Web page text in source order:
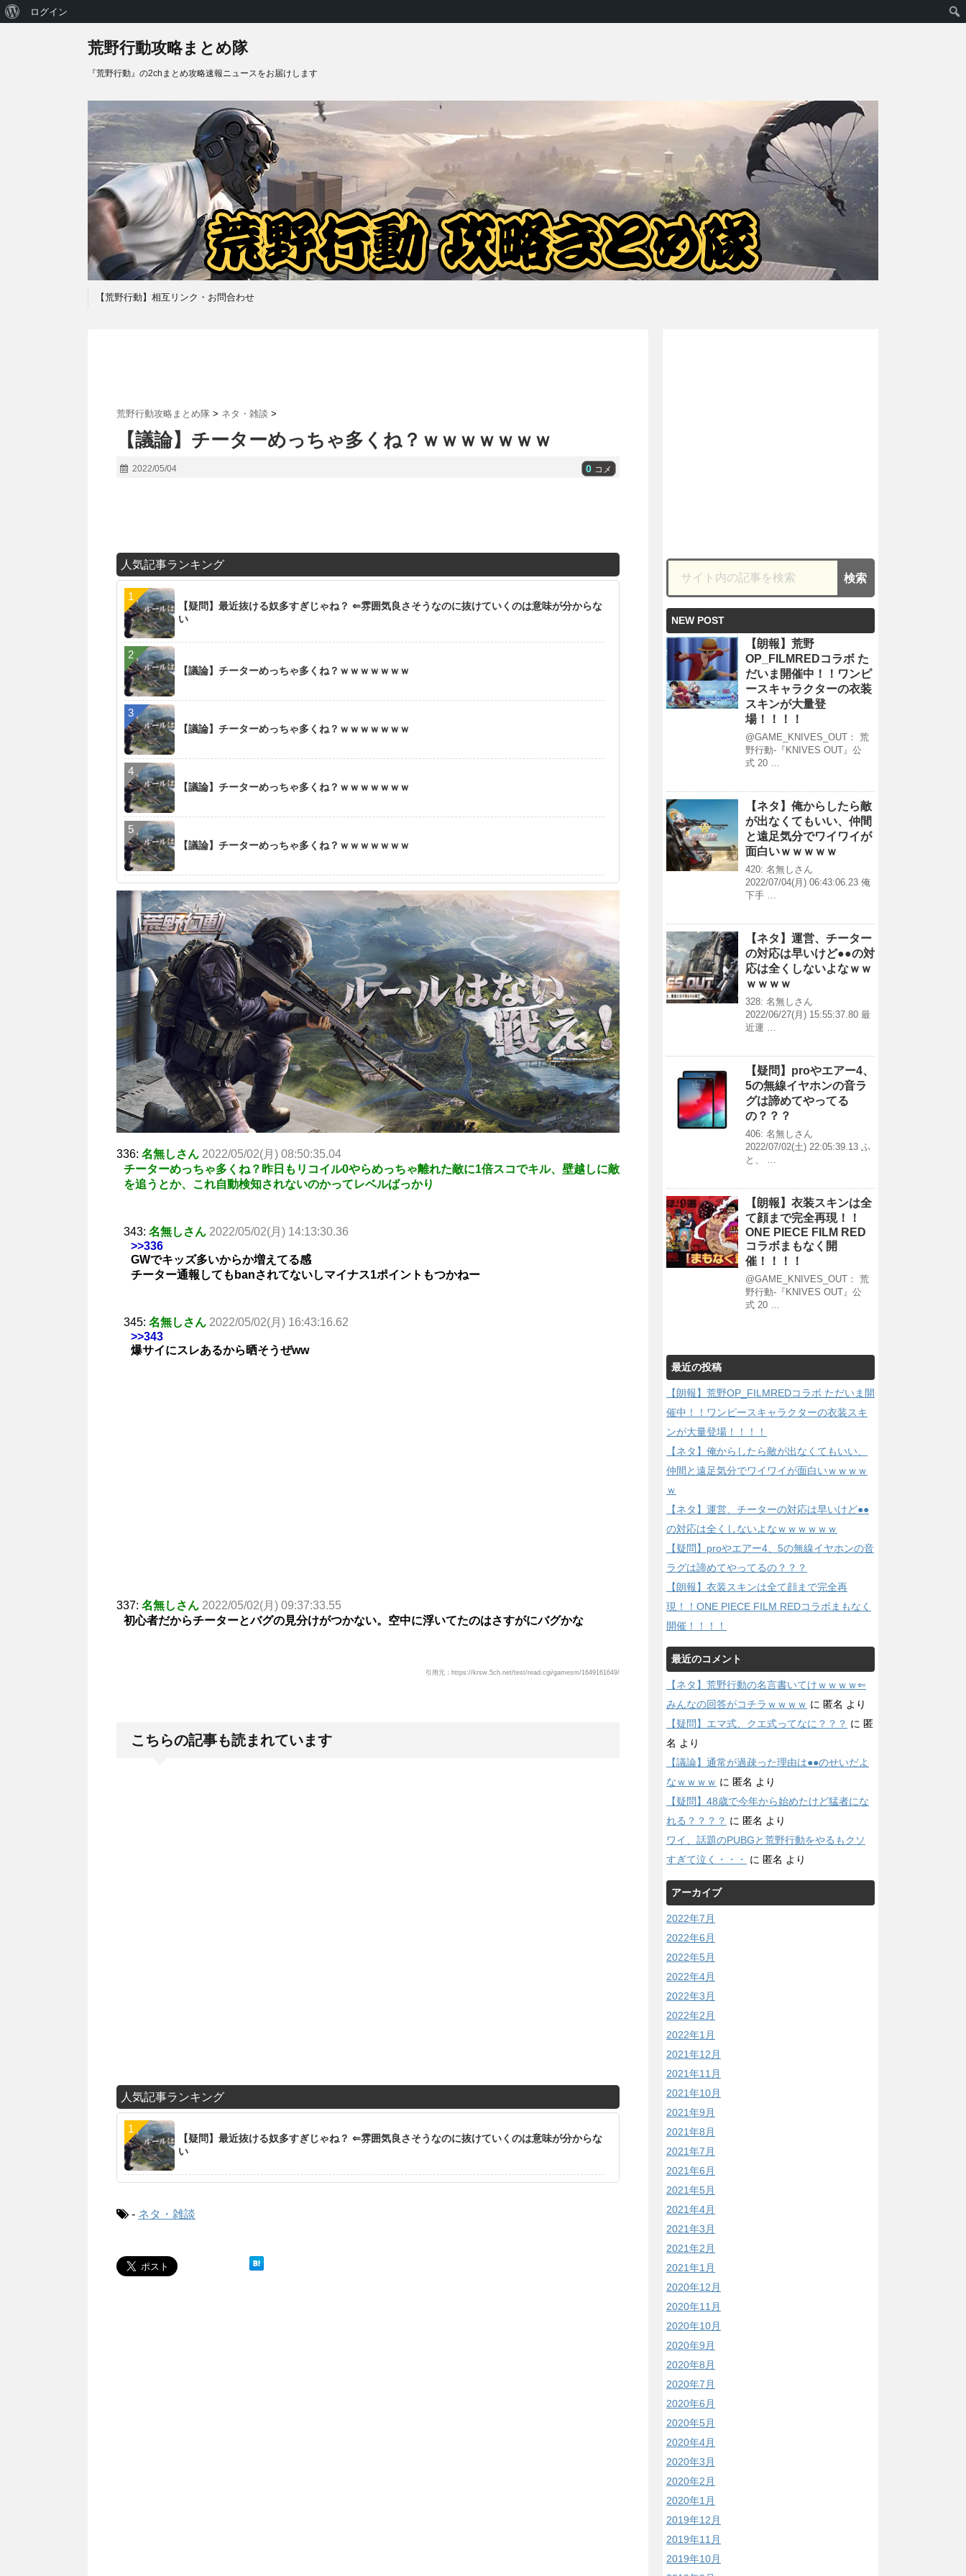
荒野行動攻略まとめ隊
『荒野行動』の2chまとめ攻略速報ニュースをお届けします
【荒野行動】相互リンク・お問合わせ
荒野行動攻略まとめ隊 > ネタ・雑談 >
【議論】チーターめっちゃ多くね？ｗｗｗｗｗｗｗ
2022/05/04 0 コメ
人気記事ランキング
【疑問】最近抜ける奴多すぎじゃね？ ⇐雰囲気良さそうなのに抜けていくのは意味が分からな
い
【議論】チーターめっちゃ多くね？ｗｗｗｗｗｗｗ
【議論】チーターめっちゃ多くね？ｗｗｗｗｗｗｗ
【議論】チーターめっちゃ多くね？ｗｗｗｗｗｗｗ
【議論】チーターめっちゃ多くね？ｗｗｗｗｗｗｗ
336: 名無しさん 2022/05/02(月) 08:50:35.04
チーターめっちゃ多くね？昨日もリコイル0やらめっちゃ離れた敵に1倍スコでキル、壁越しに敵
を追うとか、これ自動検知されないのかってレベルばっかり
343: 名無しさん 2022/05/02(月) 14:13:30.36
>>336
GWでキッズ多いからか増えてる感
チーター通報してもbanされてないしマイナス1ポイントもつかねー
345: 名無しさん 2022/05/02(月) 16:43:16.62
>>343
爆サイにスレあるから晒そうぜww
337: 名無しさん 2022/05/02(月) 09:37:33.55
初心者だからチーターとバグの見分けがつかない。空中に浮いてたのはさすがにバグかな
引用元：https://krsw.5ch.net/test/read.cgi/gamesm/1649161649/
こちらの記事も読まれています
人気記事ランキング
【疑問】最近抜ける奴多すぎじゃね？ ⇐雰囲気良さそうなのに抜けていくのは意味が分からな
い
- ネタ・雑談
NEW POST
【朗報】荒野
OP_FILMREDコラボ た
だいま開催中！！ワンピ
ースキャラクターの衣装
スキンが大量登
場！！！！
@GAME_KNIVES_OUT： 荒
野行動-『KNIVES OUT』公
式 20 …
【ネタ】俺からしたら敵
が出なくてもいい、仲間
と遠足気分でワイワイが
面白いｗｗｗｗｗ
420: 名無しさん
2022/07/04(月) 06:43:06.23 俺
下手 …
【ネタ】運営、チーター
の対応は早いけど●●の対
応は全くしないよなｗｗ
ｗｗｗｗ
328: 名無しさん
2022/06/27(月) 15:55:37.80 最
近運 …
【疑問】proやエアー4、
5の無線イヤホンの音ラ
グは諦めてやってる
の？？？
406: 名無しさん
2022/07/02(土) 22:05:39.13 ふ
と、 …
【朗報】衣装スキンは全
て顔まで完全再現！！
ONE PIECE FILM RED
コラボまもなく開
催！！！！
@GAME_KNIVES_OUT： 荒
野行動-『KNIVES OUT』公
式 20 …
最近の投稿
【朗報】荒野OP_FILMREDコラボ ただいま開
催中！！ワンピースキャラクターの衣装スキ
ンが大量登場！！！！
【ネタ】俺からしたら敵が出なくてもいい、
仲間と遠足気分でワイワイが面白いｗｗｗｗ
ｗ
【ネタ】運営、チーターの対応は早いけど●●
の対応は全くしないよなｗｗｗｗｗｗ
【疑問】proやエアー4、5の無線イヤホンの音
ラグは諦めてやってるの？？？
【朗報】衣装スキンは全て顔まで完全再
現！！ONE PIECE FILM REDコラボまもなく
開催！！！！
最近のコメント
【ネタ】荒野行動の名言書いてけｗｗｗｗ⇐
みんなの回答がコチラｗｗｗｗ に 匿名 より
【疑問】エマ式、クエ式ってなに？？？ に 匿
名 より
【議論】通常が過疎った理由は●●のせいだよ
なｗｗｗｗ に 匿名 より
【疑問】48歳で今年から始めたけど猛者にな
れる？？？？ に 匿名 より
ワイ、話題のPUBGと荒野行動をやるもクソ
すぎて泣く・・・
に 匿名 より
アーカイブ
2022年7月
2022年6月
2022年5月
2022年4月
2022年3月
2022年2月
2022年1月
2021年12月
2021年11月
2021年10月
2021年9月
2021年8月
2021年7月
2021年6月
2021年5月
2021年4月
2021年3月
2021年2月
2021年1月
2020年12月
2020年11月
2020年10月
2020年9月
2020年8月
2020年7月
2020年6月
2020年5月
2020年4月
2020年3月
2020年2月
2020年1月
2019年12月
2019年11月
2019年10月
WordPress
ログイン